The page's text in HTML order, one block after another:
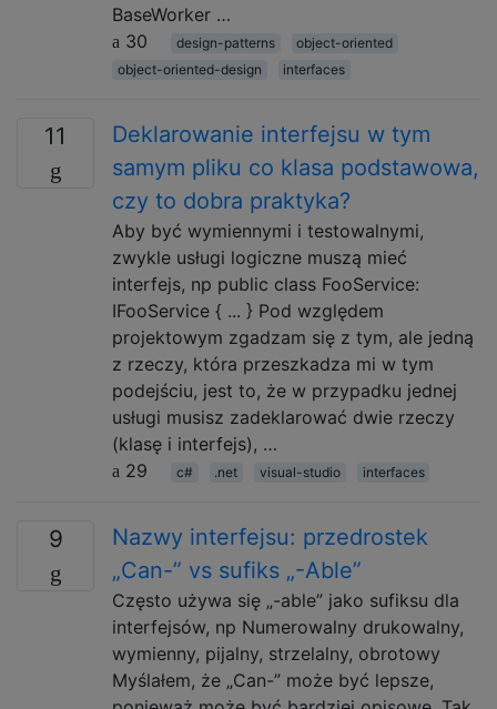
BaseWorker …
30
design-patterns
object-oriented
object-oriented-design
interfaces
11
Deklarowanie interfejsu w tym
samym pliku co klasa podstawowa,
czy to dobra praktyka?
Aby być wymiennymi i testowalnymi,
zwykle usługi logiczne muszą mieć
interfejs, np public class FooService:
IFooService { ... } Pod względem
projektowym zgadzam się z tym, ale jedną
z rzeczy, która przeszkadza mi w tym
podejściu, jest to, że w przypadku jednej
usługi musisz zadeklarować dwie rzeczy
(klasę i interfejs), …
29
c# .net visual-studio interfaces
9
Nazwy interfejsu: przedrostek
„Can-” vs sufiks „-Able”
Często używa się „-able” jako sufiksu dla
interfejsów, np Numerowalny drukowalny,
wymienny, pijalny, strzelalny, obrotowy
Myślałem, że „Can-” może być lepsze,